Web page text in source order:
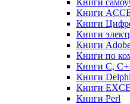
Книги
Книги
Книги
Книги
Книги
Книги по
Книги C,
Книги Delphi
Книги
Книги Perl